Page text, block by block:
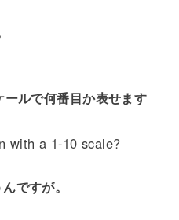
ルで何番目か表せます
with a 1-10 scale?
ですが。